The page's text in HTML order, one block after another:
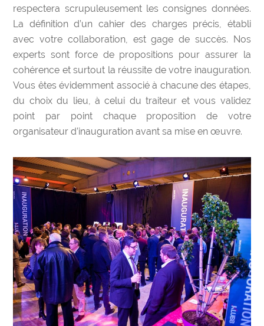
respectera scrupuleusement les consignes données.
La définition d’un cahier des charges précis, établi
avec votre collaboration, est gage de succès. Nos
experts sont force de propositions pour assurer la
cohérence et surtout la réussite de votre inauguration.
Vous êtes évidemment associé à chacune des étapes,
du choix du lieu, à celui du traiteur et vous validez
point par point chaque proposition de votre
organisateur d’inauguration avant sa mise en œuvre.